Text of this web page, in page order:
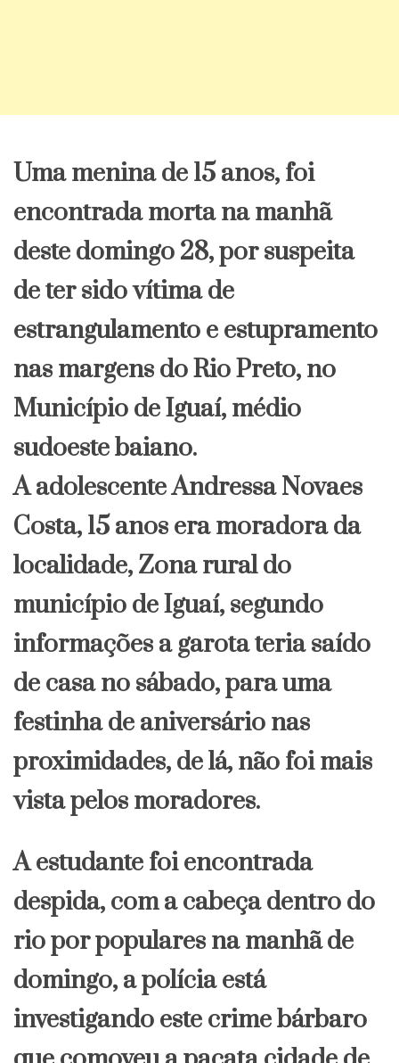
Uma menina de 15 anos, foi
encontrada morta na manhã
deste domingo 28, por suspeita
de ter sido vítima de
estrangulamento e estupramento
nas margens do Rio Preto, no
Município de Iguaí, médio
sudoeste baiano.
A adolescente Andressa Novaes
Costa, 15 anos era moradora da
localidade, Zona rural do
município de Iguaí, segundo
informações a garota teria saído
de casa no sábado, para uma
festinha de aniversário nas
proximidades, de lá, não foi mais
vista pelos moradores.
A estudante foi encontrada
despida, com a cabeça dentro do
rio por populares na manhã de
domingo, a polícia está
investigando este crime bárbaro